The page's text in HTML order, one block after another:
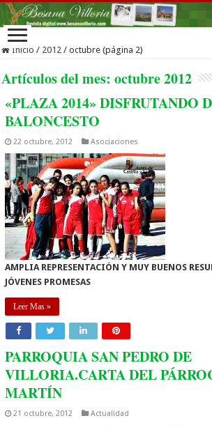
Inicio / 2012 / octubre (página 2)
Artículos del mes:octubre 2012
«PLAZA 2014» DISFRUTANDO
BALONCESTO
22 octubre, 2012 Asociaciones
AMPLIA REPRESENTACIÓN Y MUY BUENOS
JÓVENES PROMESAS
Leer Mas »
PARROQUIA SAN PEDRO DE
VILLORIA.CARTA DEL
MARTÍN
21 octubre, 2012 Actualidad